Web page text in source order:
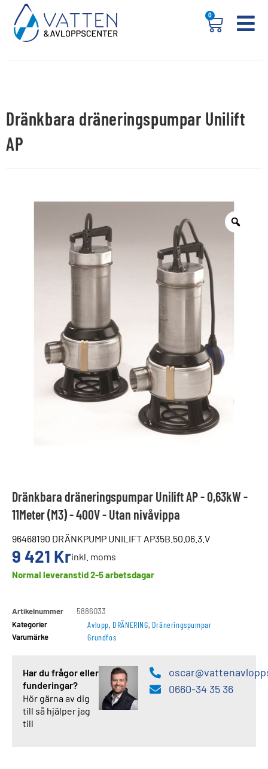
0
Dränkbara dräneringspumpar Unilift
AP
Dränkbara dräneringspumpar Unilift AP - 0,63kW -
11Meter (M3) - 400V - Utan nivåvippa
96468190 DRÄNKPUMP UNILIFT AP35B.50.06.3.V
9 421 Krinkl. moms
Normal leveranstid 2-5 arbetsdagar
Artikelnummer
5886033
Kategorier
Avlopp, DRÄNERING, Dräneringspumpar
Varumärke Grundfos
Har du frågor eller
funderingar?
Hör gärna av dig
till så hjälper jag
till
0660-34 35 36